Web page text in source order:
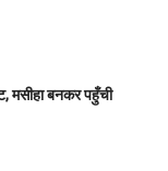
मसीहा बनकर पहुँची